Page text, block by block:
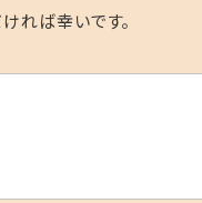
れば幸いです。